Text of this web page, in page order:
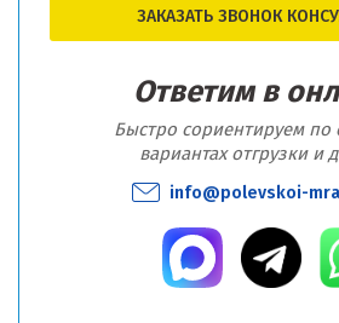
ЗАКАЗАТЬ ЗВОНОК
Ответим в
Быстро сориентируем по
вариантах отгрузки и
info@polevskoi-